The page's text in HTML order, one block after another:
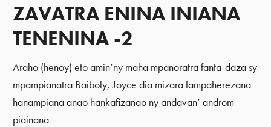
ZAVATRA ENINA INIANA
TENENINA -2
Araho (henoy) eto amin’ny maha mpanoratra fanta-daza sy
mpampianatra Baiboly, Joyce dia mizara fampaherezana
hanampiana anao hankafizanao ny andavan’ androm-
piainana